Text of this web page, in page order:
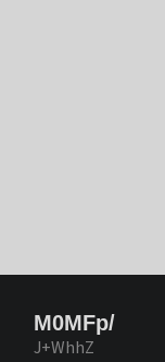
M0MFp/
J+WhhZ